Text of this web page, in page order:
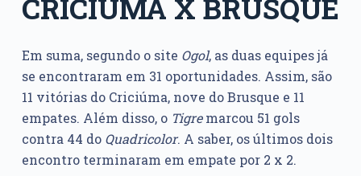
CRICIÚMA X BRUSQUE
Em suma, segundo o site Ogol, as duas equipes já
se encontraram em 31 oportunidades. Assim, são
11 vitórias do Criciúma, nove do Brusque e 11
empates. Além disso, o Tigremarcou 51 gols
contra 44 do Quadricolor. A saber, os últimos dois
encontro terminaram em empate por 2 x 2.